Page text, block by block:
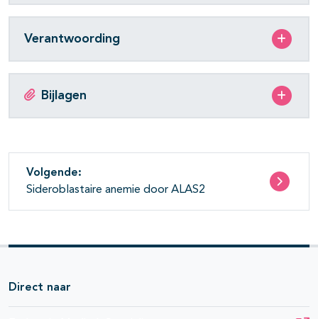
Verantwoording
Bijlagen
Volgende:
Sideroblastaire anemie door ALAS2
Direct naar